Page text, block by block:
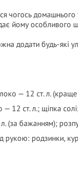
чогось
йому особливого
додати будь-
— 12 ст. л.
12 ст. л.; щіпка
(за бажанням);
родзинки,